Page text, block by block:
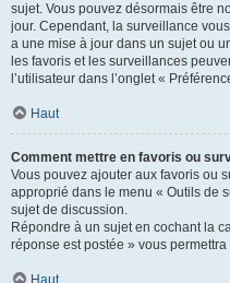
sujet. Vous pouvez désormais être
jour. Cependant, la surveillance
a une mise à jour dans un sujet ou
les favoris et les surveillances
l’utilisateur dans l’onglet «
Haut
Comment mettre en favoris ou
Vous pouvez ajouter aux favoris ou
approprié dans le menu « Outils de
sujet de discussion.
Répondre à un sujet en cochant la
réponse est postée » vous
Haut